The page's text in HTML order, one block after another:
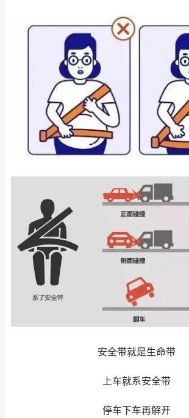
安全带就是生命带
上车就系安全带
停车下车再解开